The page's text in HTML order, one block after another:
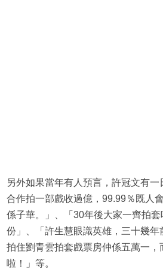
另外如果當年有人預言，許冠文有
合作拍一部戲收過億，99.99％既人
係子華。」、「30年後大家一齊拍
份」、「許生慧眼識英雄，三十幾
拍住劉青雲拍套戲票房仲係五萬一，
啦！」等。